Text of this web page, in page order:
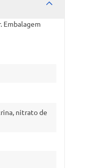
Embalagem
nitrato de